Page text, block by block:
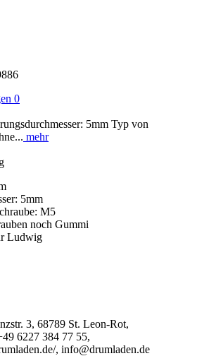
0
5mm Typ von
mehr
5mm
M5
noch Gummi
Ludwig
3, 68789 St. Leon-Rot,
6227 384 77 55,
, info@drumladen.de